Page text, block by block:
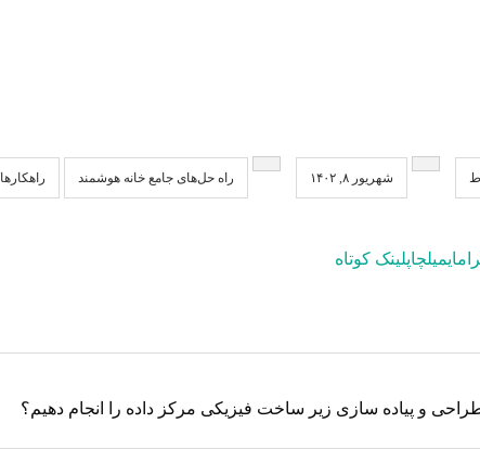
شهریور ۸, ۱۴۰۲ راه حل‌های جامع خانه هوشمند راهکارها
ایمیلچاپلینک کوتاه
و پیاده سازی زیر ساخت فیزیکی مرکز داده را انجام دهیم؟